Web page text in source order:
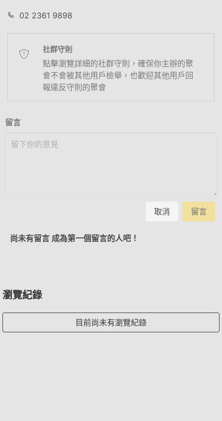
02 2361 9898
社群守則
點擊瀏覽詳細的社群守則，確保你主辦的聚
會不會被其他用戶檢舉，也歡迎其他用戶回
報違反守則的聚會
留言
取消 留言
尚未有留言 成為第一個留言的人吧！
瀏覽紀錄
目前尚未有瀏覽紀錄